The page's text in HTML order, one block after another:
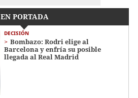
EN PORTADA
DECISIÓN
Bombazo: Rodri elige al
Barcelona y enfría su posible
llegada al Real Madrid